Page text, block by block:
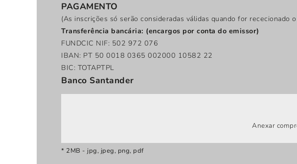
PAGAMENTO
(As inscrições só serão consideradas válidas quando for rececionado
Transferência bancária: (encargos por conta do emissor)
FUNDCIC NIF: 502 972 076
IBAN: PT 50 0018 0365 002000 10582 22
BIC: TOTAPTPL
Banco Santander
Anexar
* 2MB - jpg, jpeg, png, pdf